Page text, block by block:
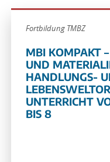
Fortbildung TMBZ
MBI KOMPAKT
UND
HANDLUNGS-
UNTERRICHT
BIS 8